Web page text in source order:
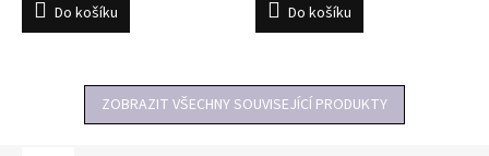
Do košíku Do košíku
ZOBRAZIT VŠECHNY SOUVISEJÍCÍ PRODUKTY